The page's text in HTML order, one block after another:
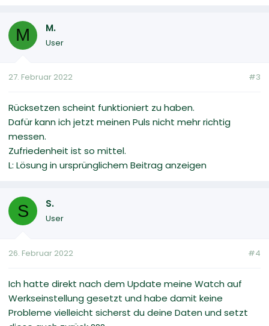
M M.
User
27. Februar 2022 #3
Rücksetzen scheint funktioniert zu haben.
Dafür kann ich jetzt meinen Puls nicht mehr richtig
messen.
Zufriedenheit ist so mittel.
L: Lösung in ursprünglichem Beitrag anzeigen
S S.
User
26. Februar 2022 #4
Ich hatte direkt nach dem Update meine Watch auf
Werkseinstellung gesetzt und habe damit keine
Probleme vielleicht sicherst du deine Daten und setzt